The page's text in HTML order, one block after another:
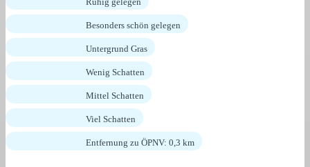
Besonders schön gelegen
Untergrund Gras
Wenig Schatten
Mittel Schatten
Viel Schatten
Entfernung zu ÖPNV: 0,3 km